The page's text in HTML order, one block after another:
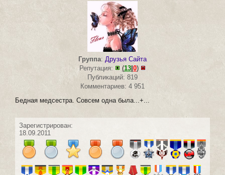
Группа: Друзья Сайта
Репутация:
(13 0)
Публикаций: 819
Комментариев: 4 951
Бедная медсестра. Совсем одна была...+...
Зарегистрирован:
18.09.2011